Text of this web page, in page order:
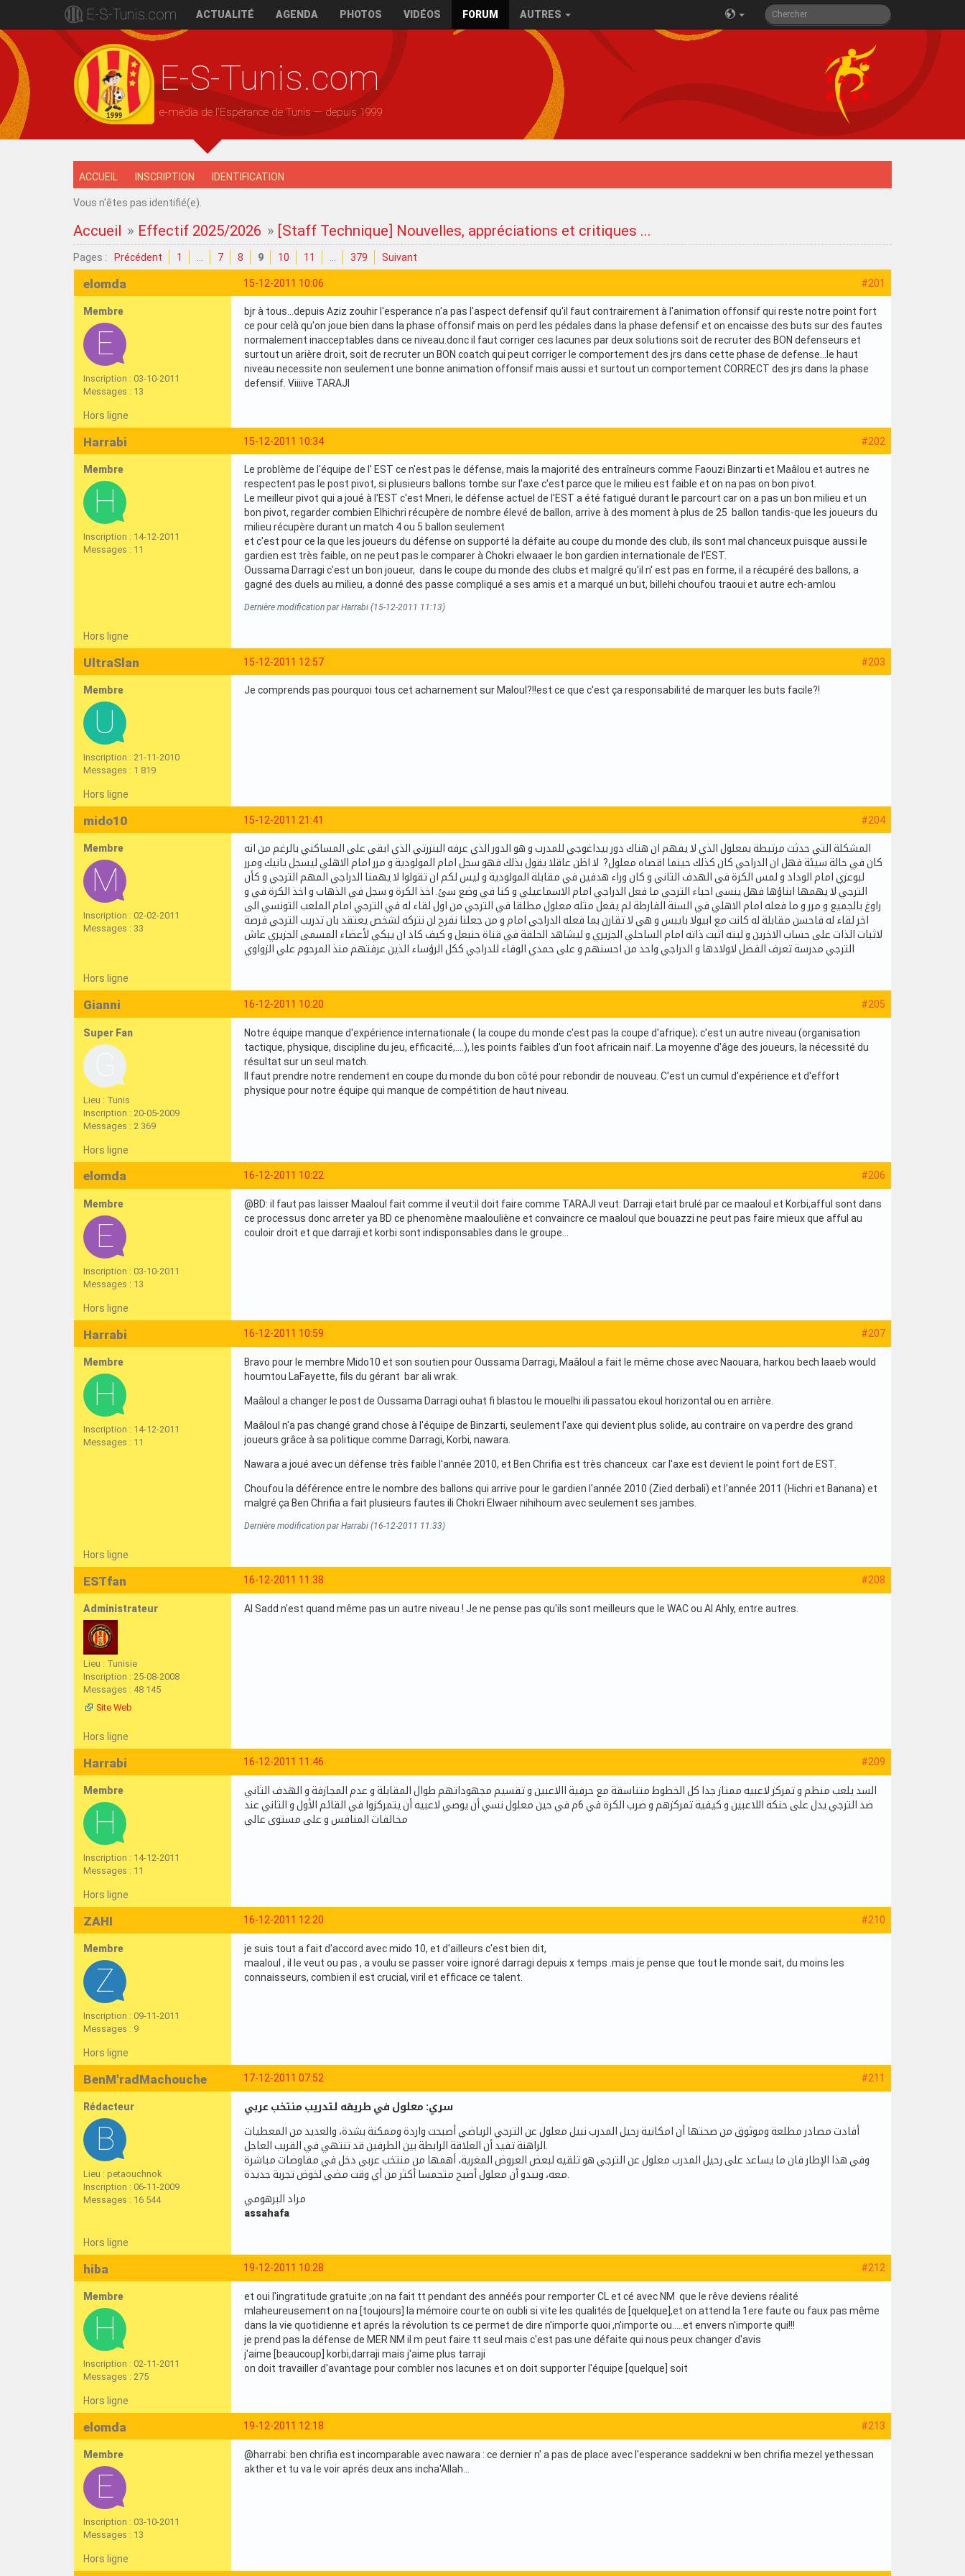
E-S-Tunis.com ACTUALITÉ AGENDA PHOTOS VIDÉOS FORUM AUTRES
E-S-Tunis.com
e-média de l'Espérance de Tunis — depuis 1999
ACCUEIL INSCRIPTION IDENTIFICATION
Vous n'êtes pas identifié(e).
Accueil » Effectif 2025/2026 » [Staff Technique] Nouvelles, appréciations et critiques ...
Pages : Précédent 1 7 8 9 10 11 379 Suivant
#201
15-12-2011 10:06
elomda
Membre
Inscription : 03-10-2011
Messages : 13
bjr à tous...depuis Aziz zouhir l'esperance n'a pas l'aspect defensif qu'il faut contrairement à l'animation offonsif qui reste notre point fort
ce pour celà qu'on joue bien dans la phase offonsif mais on perd les pédales dans la phase defensif et on encaisse des buts sur des fautes
normalement inacceptables dans ce niveau.donc il faut corriger ces lacunes par deux solutions soit de recruter des BON defenseurs et
surtout un arière droit, soit de recruter un BON coatch qui peut corriger le comportement des jrs dans cette phase de defense...le haut
niveau necessite non seulement une bonne animation offonsif mais aussi et surtout un comportement CORRECT des jrs dans la phase
defensif. Viiiive TARAJI
Hors ligne
#202
15-12-2011 10:34
Harrabi
Membre
Inscription : 14-12-2011
Messages : 11
Le problème de l'équipe de l' EST ce n'est pas le défense, mais la majorité des entraîneurs comme Faouzi Binzarti et Maâlou et autres ne
respectent pas le post pivot, si plusieurs ballons tombe sur l'axe c'est parce que le milieu est faible et on na pas on bon pivot.
Le meilleur pivot qui a joué à l'EST c'est Mneri, le défense actuel de l'EST a été fatigué durant le parcourt car on a pas un bon milieu et un
bon pivot, regarder combien Elhichri récupère de nombre élevé de ballon, arrive à des moment à plus de 25 ballon tandis-que les joueurs du
milieu récupère durant un match 4 ou 5 ballon seulement
et c'est pour ce la que les joueurs du défense on supporté la défaite au coupe du monde des club, ils sont mal chanceux puisque aussi le
gardien est très faible, on ne peut pas le comparer à Chokri elwaaer le bon gardien internationale de l'EST.
Oussama Darragi c'est un bon joueur, dans le coupe du monde des clubs et malgré qu'il n' est pas en forme, il a récupéré des ballons, a
gagné des duels au milieu, a donné des passe compliqué a ses amis et a marqué un but, billehi choufou traoui et autre ech-amlou
Dernière modification par Harrabi (15-12-2011 11:13)
Hors ligne
#203
15-12-2011 12:57
UltraSlan
Membre
Inscription : 21-11-2010
Messages : 1 819
Je comprends pas pourquoi tous cet acharnement sur Maloul?!!est ce que c'est ça responsabilité de marquer les buts facile?!
Hors ligne
#204
15-12-2011 21:41
mido10
Membre
Inscription : 02-02-2011
Messages : 33
المشكلة التي حدثت مرتبطة بمعلول الذي لا يفهم ان هناك دور بيداغوجي للمدرب و هو الدور الذي عرفه البنزرتي الذي ابقى على المساكني بالرغم من انه
كان في حالة سيئة فهل ان الدراجي كان كذلك حينما اقصاه معلول? لا اظن عاقلا يقول بذلك فهو سجل امام المولودية و مرر امام الاهلي ليسجل يانيك ومرر
لبوعزي امام الوداد و لمس الكرة في الهدف الثاني و كان وراء هدفين في مقابلة المولودية و ليس لكم ان تقولوا لا يهمنا الدراجي المهم الترجي و كأن
الترجي لا يهمها ابناؤها فهل ينسى احباء الترجي ما فعل الدراجي امام الاسماعيلي و كنا في وضع سئ. اخذ الكرة و سجل في الذهاب و اخذ الكرة في و
راوغ بالجميع و مرر و ما فعله امام الاهلي في السنة الفارطة لم يفعل مثله معلول مطلقا في الترجي من اول لقاء له في الترجي امام الملعب التونسي الى
اخر لقاء له فاحسن مقابلة له كانت مع ابيولا بايبس و هي لا تقارن بما فعله الدراجي امام و من جعلنا نفرح لن نتركه لشخص يعتقد بان تدريب الترجي فرصة
لاثبات الذات على حساب الاخرين و ليته اثبت ذاته امام الساحلي الجزيري و ليشاهد الحلقة في قناة حنبعل و كيف كاد ان يبكي لأعضاء المسمى الجزيري عاش
الترجي مدرسة تعرف الفضل لاولادها و الدراجي واحد من احسنهم و على حمدي الوفاء للدراجي ككل الرؤساء الذين عرفتهم منذ المرحوم علي الزواوي
Hors ligne
#205
16-12-2011 10:20
Gianni
Super Fan
Lieu : Tunis
Inscription : 20-05-2009
Messages : 2 369
Notre équipe manque d'expérience internationale ( la coupe du monde c'est pas la coupe d'afrique); c'est un autre niveau (organisation
tactique, physique, discipline du jeu, efficacité,....), les points faibles d'un foot africain naif. La moyenne d'âge des joueurs, la nécessité du
résultat sur un seul match.
Il faut prendre notre rendement en coupe du monde du bon côté pour rebondir de nouveau. C'est un cumul d'expérience et d'effort
physique pour notre équipe qui manque de compétition de haut niveau.
Hors ligne
#206
16-12-2011 10:22
elomda
Membre
Inscription : 03-10-2011
Messages : 13
@BD: il faut pas laisser Maaloul fait comme il veut:il doit faire comme TARAJI veut: Darraji etait brulé par ce maaloul et Korbi,afful sont dans
ce processus donc arreter ya BD ce phenomène maalouliène et convaincre ce maaloul que bouazzi ne peut pas faire mieux que afful au
couloir droit et que darraji et korbi sont indisponsables dans le groupe...
Hors ligne
#207
16-12-2011 10:59
Harrabi
Membre
Inscription : 14-12-2011
Messages : 11
Bravo pour le membre Mido10 et son soutien pour Oussama Darragi, Maâloul a fait le même chose avec Naouara, harkou bech laaeb would
houmtou LaFayette, fils du gérant bar ali wrak.
Maâloul a changer le post de Oussama Darragi ouhat fi blastou le mouelhi ili passatou ekoul horizontal ou en arrière.
Maâloul n'a pas changé grand chose à l'équipe de Binzarti, seulement l'axe qui devient plus solide, au contraire on va perdre des grand
joueurs grâce à sa politique comme Darragi, Korbi, nawara.
Nawara a joué avec un défense très faible l'année 2010, et Ben Chrifia est très chanceux car l'axe est devient le point fort de EST.
Choufou la déférence entre le nombre des ballons qui arrive pour le gardien l'année 2010 (Zied derbali) et l'année 2011 (Hichri et Banana) et
malgré ça Ben Chrifia a fait plusieurs fautes ili Chokri Elwaer nihihoum avec seulement ses jambes.
Dernière modification par Harrabi (16-12-2011 11:33)
Hors ligne
#208
16-12-2011 11:38
ESTfan
Administrateur
Lieu : Tunisie
Inscription : 25-08-2008
Messages : 48 145
Site Web
Al Sadd n'est quand même pas un autre niveau ! Je ne pense pas qu'ils sont meilleurs que le WAC ou Al Ahly, entre autres.
Hors ligne
#209
16-12-2011 11:46
Harrabi
Membre
Inscription : 14-12-2011
Messages : 11
السد يلعب منظم و تمركز لاعبيه ممتاز جدا كل الخطوط متناسقة مع حرفية االاعبين و تقسيم مجهوداتهم طوال المقابلة و عدم المجازفة و الهدف الثاني
ضد الترجي يدل على حنكة اللاعبين و كيفية تمركزهم و ضرب الكرة في 6م في حين معلول نسي أن يوصي لاعبيه أن يتمركزوا في القائم الأول و الثاني عند
مخالفات المنافس و على مستوى عالي
Hors ligne
#210
16-12-2011 12:20
ZAHI
Membre
Inscription : 09-11-2011
Messages : 9
je suis tout a fait d'accord avec mido 10, et d'ailleurs c'est bien dit,
maaloul , il le veut ou pas , a voulu se passer voire ignoré darragi depuis x temps .mais je pense que tout le monde sait, du moins les
connaisseurs, combien il est crucial, viril et efficace ce talent.
Hors ligne
#211
17-12-2011 07:52
BenM'radMachouche
Rédacteur
Lieu : petaouchnok
Inscription : 06-11-2009
Messages : 16 544
سري: معلول في طريقه لتدريب منتخب عربي
أفادت مصادر مطلعة وموثوق من صحتها أن امكانية رحيل المدرب نبيل معلول عن الترجي الرياضي أصبحت واردة وممكنة بشدة، والعديد من المعطيات
وفي هذا الإطار فان ما يساعد على رحيل المدرب معلول عن الترجي هو تلقيه لبعض العروض المغرية، أهمها من منتخب عربي دخل في مفاوضات مباشرة
مراد البرهومي
assahafa
Hors ligne
#212
19-12-2011 10:28
hiba
Membre
Inscription : 02-11-2011
Messages : 275
et oui l'ingratitude gratuite ;on na fait tt pendant des annéés pour remporter CL et cé avec NM que le rêve deviens réalité
mlaheureusement on na [toujours] la mémoire courte on oubli si vite les qualités de [quelque],et on attend la 1ere faute ou faux pas même
dans la vie quotidienne et aprés la révolution ts ce permet de dire n'importe quoi ,n'importe ou.....et envers n'importe qui!!!
je prend pas la défense de MER NM il m peut faire tt seul mais c'est pas une défaite qui nous peux changer d'avis
j'aime [beaucoup] korbi,darraji mais j'aime plus tarraji
on doit travailler d'avantage pour combler nos lacunes et on doit supporter l'équipe [quelque] soit
Hors ligne
#213
19-12-2011 12:18
elomda
Membre
Inscription : 03-10-2011
Messages : 13
@harrabi: ben chrifia est incomparable avec nawara : ce dernier n' a pas de place avec l'esperance saddekni w ben chrifia mezel yethessan
akther et tu va le voir aprés deux ans incha'Allah...
Hors ligne